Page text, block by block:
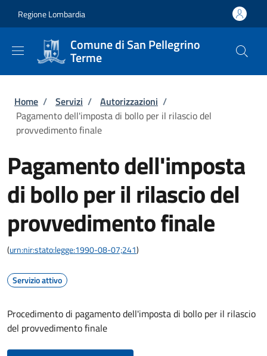
Regione Lombardia
Comune di San Pellegrino
Terme
Briciole di pane
Home / Servizi / Autorizzazioni /
Pagamento dell'imposta di bollo per il rilascio del
provvedimento finale
Pagamento dell'imposta
di bollo per il rilascio del
provvedimento finale
(urn:nir:stato:legge:1990-08-07;241)
Servizio attivo
Procedimento di pagamento dell'imposta di bollo per il rilascio
del provvedimento finale